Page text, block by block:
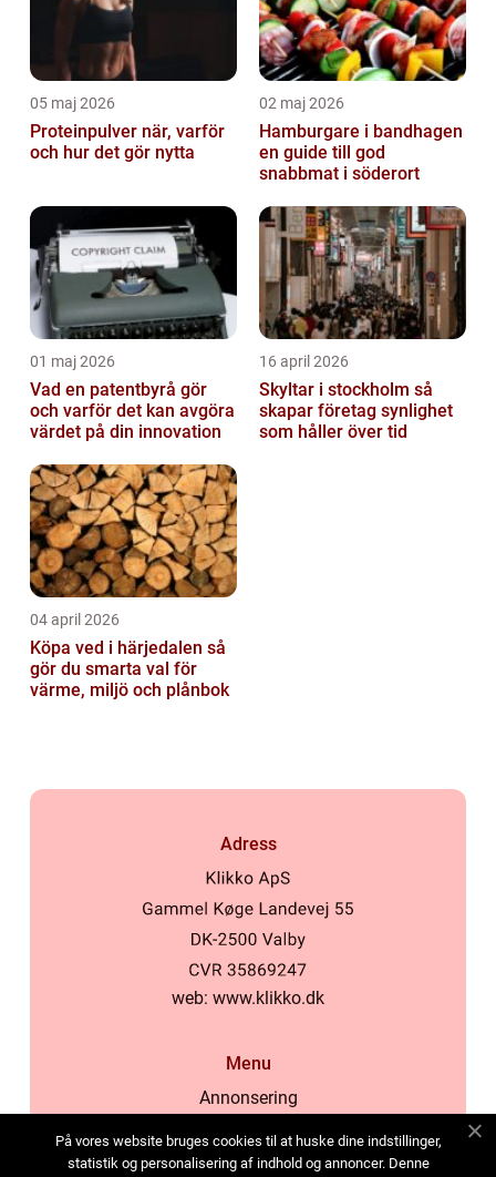
05 maj 2026
Proteinpulver när, varför
och hur det gör nytta
02 maj 2026
Hamburgare i bandhagen
en guide till god
snabbmat i söderort
01 maj 2026
Vad en patentbyrå gör
och varför det kan avgöra
värdet på din innovation
16 april 2026
Skyltar i stockholm så
skapar företag synlighet
som håller över tid
04 april 2026
Köpa ved i härjedalen så
gör du smarta val för
värme, miljö och plånbok
Adress
web: www.klikko.dk
Menu
Annonsering
Cookies
På vores website bruges cookies til at huske dine indstillinger,
statistik og personalisering af indhold og annoncer. Denne